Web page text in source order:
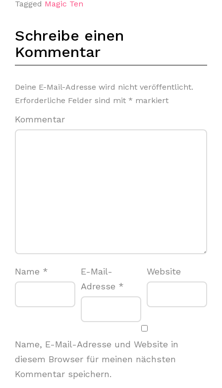
Tagged Magic Ten
Schreibe einen
Kommentar
Deine E-Mail-Adresse wird nicht veröffentlicht.
Erforderliche Felder sind mit * markiert
Kommentar
Name *
E-Mail-
Adresse *
Website
Name, E-Mail-Adresse und Website in
diesem Browser für meinen nächsten
Kommentar speichern.